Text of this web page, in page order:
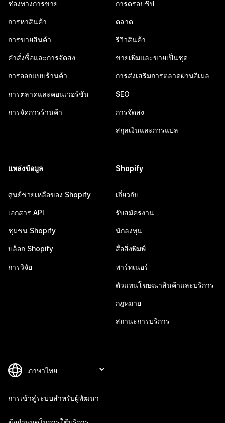
ช่องทางการขาย
การหาสินค้า
การขายสินค้า
คำสั่งซื้อและการจัดส่ง
การออกแบบร้านค้า
การตลาดและคอนเวอร์ชัน
การจัดการร้านค้า
การดรอปชิป
ตลาด
รีวิวสินค้า
ขายเพิ่มและขายเป็นชุด
การส่งเสริมการตลาดผ่านอีเมล
SEO
การจัดส่ง
สกุลเงินและการแปล
แหล่งข้อมูล
ศูนย์ช่วยเหลือของ Shopify
เอกสาร API
ชุมชน Shopify
บล็อก Shopify
การวิจัย
Shopify
เกี่ยวกับ
รับสมัครงาน
นักลงทุน
สื่อสิ่งพิมพ์
พาร์ทเนอร์
ตัวแทนโฆษณาสินค้าและบริการ
กฎหมาย
สถานะการบริการ
การเข้าสู่ระบบสำหรับผู้พัฒนา